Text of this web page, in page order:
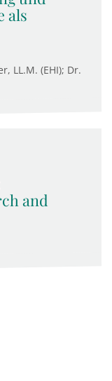
als
LL.M. (EHI); Dr.
and